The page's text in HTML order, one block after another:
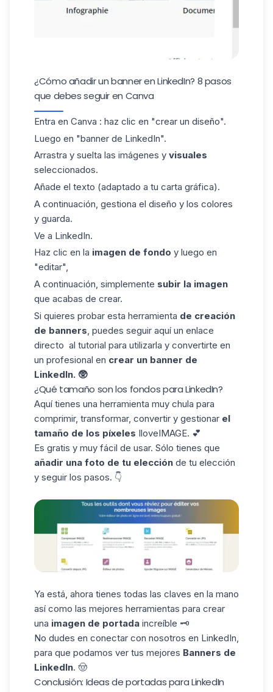
¿Cómo añadir un banner en LinkedIn? 8 pasos
que debes seguir en Canva
Entra en Canva : haz clic en "crear un diseño".
Luego en "banner de LinkedIn".
Arrastra y suelta las imágenes y visuales
seleccionados.
Añade el texto (adaptado a tu carta gráfica).
A continuación, gestiona el diseño y los colores
y guarda.
Ve a LinkedIn.
Haz clic en la imagen de fondo y luego en
"editar",
A continuación, simplemente subir la imagen
que acabas de crear.
Si quieres probar esta herramienta de creación
de banners, puedes seguir aquí un enlace
directo al tutorial para utilizarla y convertirte en
un profesional en crear un banner de
LinkedIn. 🥸
¿Qué tamaño son los fondos para LinkedIn?
Aquí tienes una herramienta muy chula para
comprimir, transformar, convertir y gestionar el
tamaño de los píxeles IloveIMAGE. 💕
Es gratis y muy fácil de usar. Sólo tienes que
añadir una foto de tu elección de tu elección
y seguir los pasos. 👇
Ya está, ahora tienes todas las claves en la mano
así como las mejores herramientas para crear
una imagen de portada increíble 🗝️
No dudes en conectar con nosotros en LinkedIn,
para que podamos ver tus mejores Banners de
LinkedIn. 🤠
Conclusión: Ideas de portadas para LinkedIn